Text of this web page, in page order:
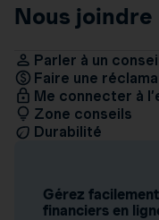
Nous joindre
Parler à un
Faire une
Me connecter à
Zone conseils
Durabilité
Gérez
financiers en